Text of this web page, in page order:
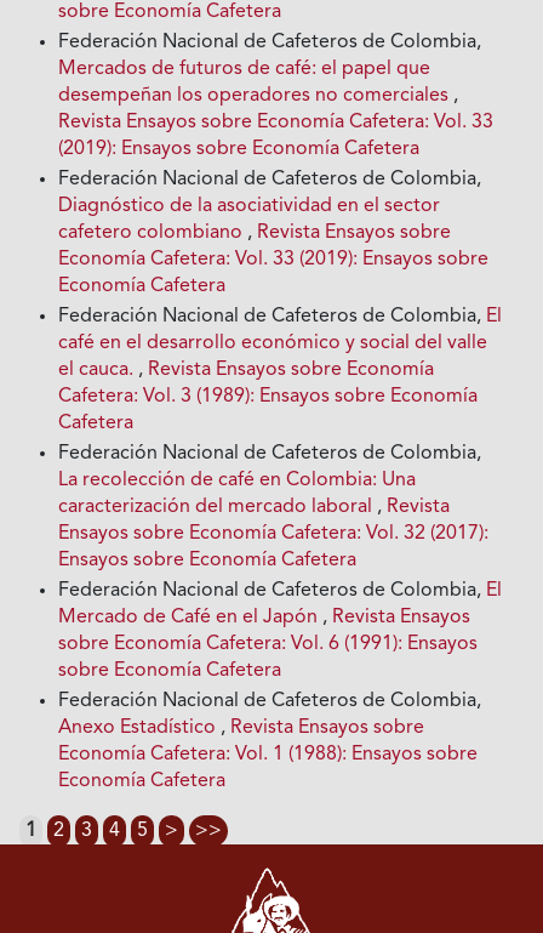
sobre Economía Cafetera
Federación Nacional de Cafeteros de Colombia,
Mercados de futuros de café: el papel que
desempeñan los operadores no comerciales ,
Revista Ensayos sobre Economía Cafetera: Vol. 33
(2019): Ensayos sobre Economía Cafetera
Federación Nacional de Cafeteros de Colombia,
Diagnóstico de la asociatividad en el sector
cafetero colombiano , Revista Ensayos sobre
Economía Cafetera: Vol. 33 (2019): Ensayos sobre
Economía Cafetera
Federación Nacional de Cafeteros de Colombia, El
café en el desarrollo económico y social del valle
el cauca. , Revista Ensayos sobre Economía
Cafetera: Vol. 3 (1989): Ensayos sobre Economía
Cafetera
Federación Nacional de Cafeteros de Colombia,
La recolección de café en Colombia: Una
caracterización del mercado laboral , Revista
Ensayos sobre Economía Cafetera: Vol. 32 (2017):
Ensayos sobre Economía Cafetera
Federación Nacional de Cafeteros de Colombia, El
Mercado de Café en el Japón , Revista Ensayos
sobre Economía Cafetera: Vol. 6 (1991): Ensayos
sobre Economía Cafetera
Federación Nacional de Cafeteros de Colombia,
Anexo Estadístico , Revista Ensayos sobre
Economía Cafetera: Vol. 1 (1988): Ensayos sobre
Economía Cafetera
1 2 3 4 5 > >>